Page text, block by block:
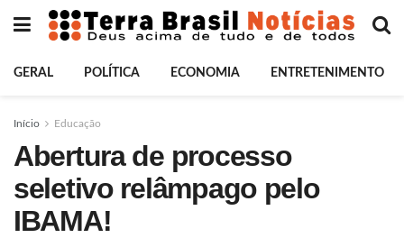
GERAL POLÍTICA ECONOMIA ENTRETENIMENTO
Início Educação
Abertura de processo
seletivo relâmpago pelo
IBAMA!